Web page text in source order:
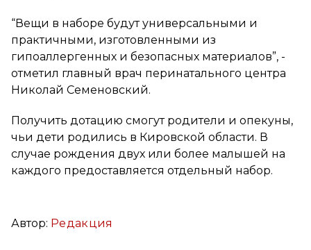
“Вещи в наборе будут универсальными и
практичными, изготовленными из
гипоаллергенных и безопасных материалов”, -
отметил главный врач перинатального центра
Николай Семеновский.
Получить дотацию смогут родители и опекуны,
чьи дети родились в Кировской области. В
случае рождения двух или более малышей на
каждого предоставляется отдельный набор.
Автор: Редакция